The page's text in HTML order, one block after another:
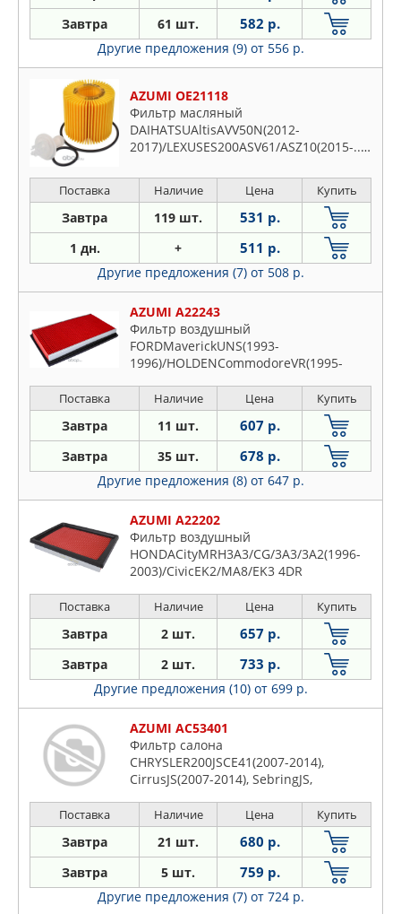
ES240 ACV40 (2009-
Завтра 61 шт. 582 р.
Другие предложения (9) от 556 р.
AZUMI OE21118
Фильтр масляный
DAIHATSUAltisAVV50N(2012-
2017)/LEXUSES200ASV61/ASZ10(2015-...)/
2015)/ES350GSV40/GSV60/GSZ10(2006
Поставка Наличие Цена Купить
Завтра 119 шт. 531 р.
1 дн. + 511 р.
Другие предложения (7) от 508 р.
AZUMI A22243
Фильтр воздушный
FORDMaverickUNS(1993-
1996)/HOLDENCommodoreVR(1995-
1999)/INFINITIFX35S50(2002-2008)/G20
(Primera)P10/P11(1990-200
Поставка Наличие Цена Купить
Завтра 11 шт. 607 р.
Завтра 35 шт. 678 р.
Другие предложения (8) от 647 р.
AZUMI A22202
Фильтр воздушный
HONDACityMRH3A3/CG/3A3/3A2(1996-
2003)/CivicEK2/MA8/EK3 4DR
2001)/Civic CoupeEJ6(1996-2000)/Civic
FerioEK3
Поставка Наличие Цена Купить
Завтра 2 шт. 657 р.
Завтра 2 шт. 733 р.
Другие предложения (10) от 699 р.
AZUMI AC53401
Фильтр салона
CHRYSLER200JSCE41(2007-2014),
CirrusJS(2007-2014), SebringJS,
DODGEAvengerJSDP41, JS#E41, (2007-
2014), CaliberPMBH49, , PM(2006-2012),
JourneyJCB, JCES49, JC, JCDS49(2008-
2020), Ram 1500DS, DT6R91(
Поставка Наличие Цена Купить
Завтра 21 шт. 680 р.
Завтра 5 шт. 759 р.
Другие предложения (7) от 724 р.